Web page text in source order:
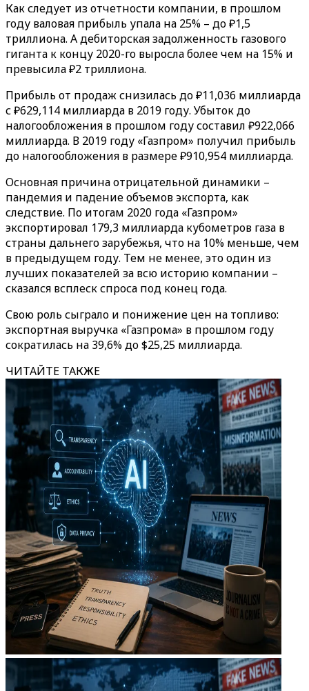
Как следует из отчетности компании, в прошлом
году валовая прибыль упала на 25% – до ₽1,5
триллиона. А дебиторская задолженность газового
гиганта к концу 2020-го выросла более чем на 15% и
превысила ₽2 триллиона.
Прибыль от продаж снизилась до ₽11,036 миллиарда
с ₽629,114 миллиарда в 2019 году. Убыток до
налогообложения в прошлом году составил ₽922,066
миллиарда. В 2019 году «Газпром» получил прибыль
до налогообложения в размере ₽910,954 миллиарда.
Основная причина отрицательной динамики –
пандемия и падение объемов экспорта, как
следствие. По итогам 2020 года «Газпром»
экспортировал 179,3 миллиарда кубометров газа в
страны дальнего зарубежья, что на 10% меньше, чем
в предыдущем году. Тем не менее, это один из
лучших показателей за всю историю компании –
сказался всплеск спроса под конец года.
Свою роль сыграло и понижение цен на топливо:
экспортная выручка «Газпрома» в прошлом году
сократилась на 39,6% до $25,25 миллиарда.
ЧИТАЙТЕ ТАКЖЕ